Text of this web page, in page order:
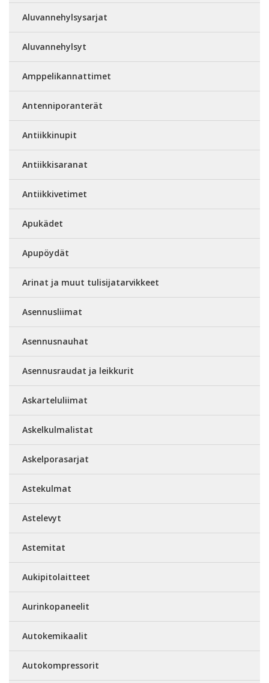
Aluvannehylsysarjat
Aluvannehylsyt
Amppelikannattimet
Antenniporanterät
Antiikkinupit
Antiikkisaranat
Antiikkivetimet
Apukädet
Apupöydät
Arinat ja muut tulisijatarvikkeet
Asennusliimat
Asennusnauhat
Asennusraudat ja leikkurit
Askarteluliimat
Askelkulmalistat
Askelporasarjat
Astekulmat
Astelevyt
Astemitat
Aukipitolaitteet
Aurinkopaneelit
Autokemikaalit
Autokompressorit